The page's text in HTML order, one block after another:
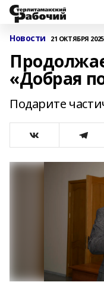
Новости 21 ОКТЯБРЯ
«Добрая
Подарите